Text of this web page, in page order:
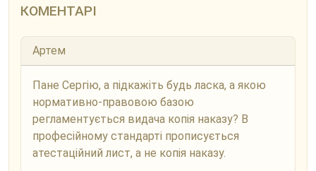
КОМЕНТАРІ
Артем
Пане Сергію, а підкажіть будь ласка, а якою
нормативно-правовою базою
регламентується видача копія наказу? В
професійному стандарті прописується
атестаційний лист, а не копія наказу.